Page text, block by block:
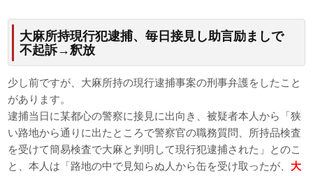
大麻所持現行犯逮捕、毎日接見し助言励ましで
不起訴→釈放
少し前ですが、大麻所持の現行逮捕事案の刑事弁護をしたこと
があります。
逮捕当日に某都心の警察に接見に出向き、被疑者本人から「狭
い路地から通りに出たところで警察官の職務質問、所持品検査
を受けて簡易検査で大麻と判明して現行犯逮捕された」とのこ
と、本人は「路地の中で見知らぬ人から缶を受け取ったが、 大